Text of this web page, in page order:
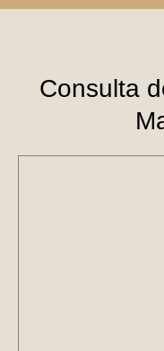
Consulta